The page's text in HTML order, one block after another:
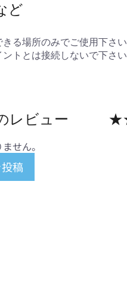
ど
る場所のみでご使用下さい
トとは接続しないで下さい
レビュー
せん。
稿